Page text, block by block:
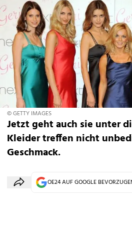
© GETTY IMAGES
Jetzt geht auch sie unter
Kleider treffen nicht
Geschmack.
OE24 AUF GOOGLE